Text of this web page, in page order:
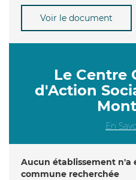
Voir le document
Le Centre
d'Action
En
Aucun établissement n'a
commune recherchée